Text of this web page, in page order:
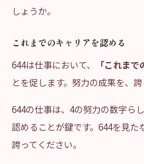
しょうか。
これまでのキャリアを認める
644は仕事において、
「これま
とを促します。努力の成果を、誇
644の仕事は、4の努力の数字ら
認めることが鍵です。644を見た
誇ってください。